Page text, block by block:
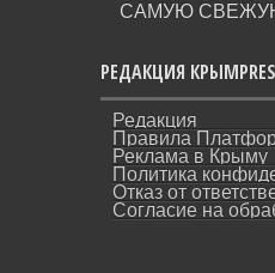
САМУЮ
РЕДАКЦИЯ
Редакция
Правила
Реклама в Крыму
Политика
Отказ от
Согласие на